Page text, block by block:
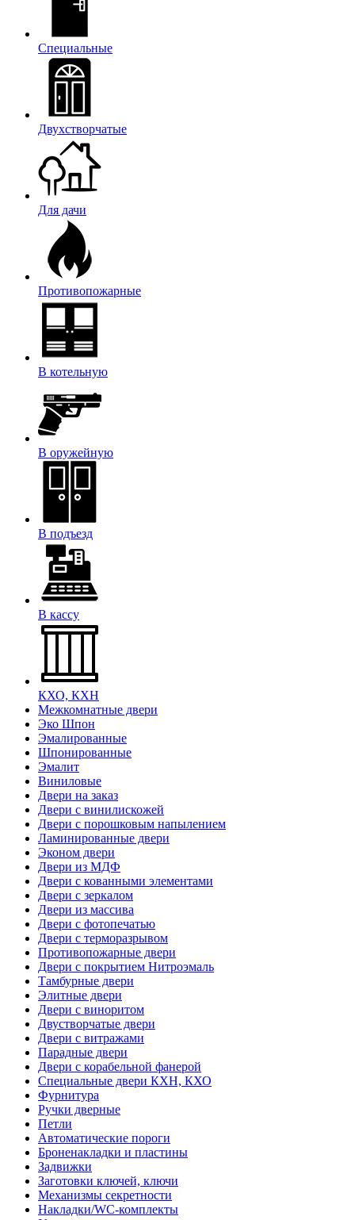
Специальные
Двухстворчатые
Для дачи
Противопожарные
В котельную
В оружейную
В подъезд
В кассу
КХО, КХН
Межкомнатные двери
Эко Шпон
Эмалированные
Шпонированные
Эмалит
Виниловые
Двери на заказ
Двери с винилискожей
Двери с порошковым напылением
Ламинированные двери
Эконом двери
Двери из МДФ
Двери с кованными элементами
Двери с зеркалом
Двери из массива
Двери с фотопечатью
Двери с терморазрывом
Противопожарные двери
Двери с покрытием Нитроэмаль
Тамбурные двери
Элитные двери
Двери с виноритом
Двустворчатые двери
Двери с витражами
Парадные двери
Двери с корабельной фанерой
Специальные двери КХН, КХО
Фурнитура
Ручки дверные
Петли
Автоматические пороги
Броненакладки и пластины
Задвижки
Заготовки ключей, ключи
Механизмы секретности
Накладки/WC-комплекты